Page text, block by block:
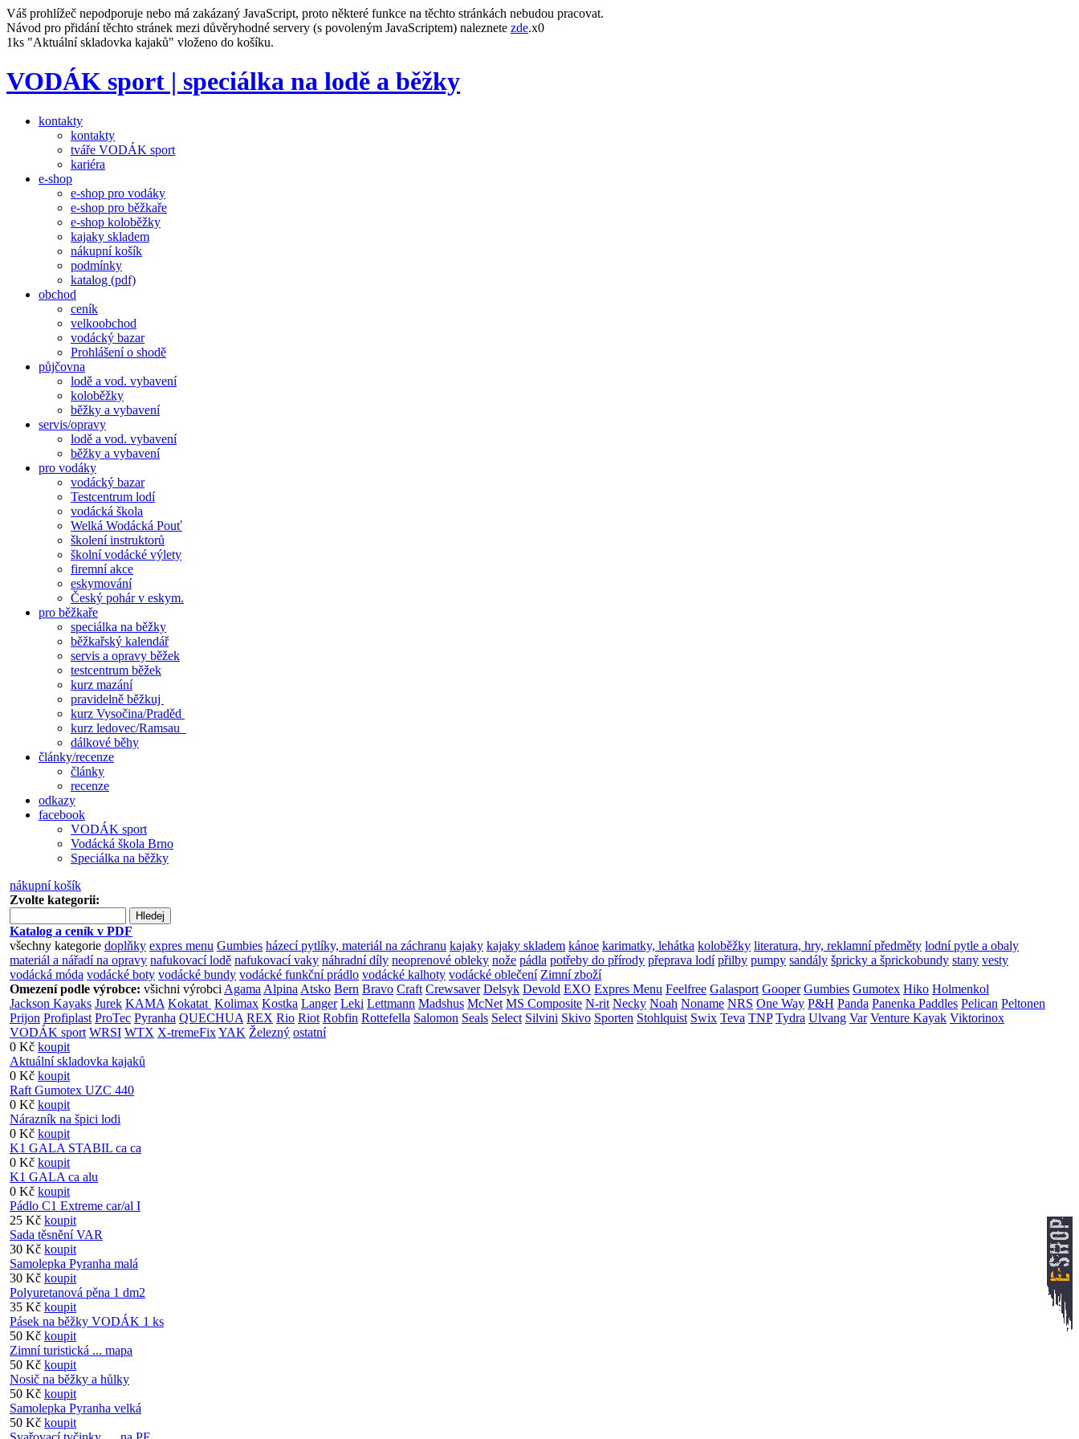
Váš prohlížeč nepodporuje nebo má zakázaný JavaScript, proto některé funkce na těchto stránkách nebudou pracovat.
Návod pro přidání těchto stránek mezi důvěryhodné servery (s povoleným JavaScriptem) naleznete zde.x0
1ks "Aktuální skladovka kajaků" vloženo do košíku.
VODÁK sport | speciálka na lodě a běžky
kontakty
kontakty
tváře VODÁK sport
kariéra
e-shop
e-shop pro vodáky
e-shop pro běžkaře
e-shop koloběžky
kajaky skladem
nákupní košík
podmínky
katalog (pdf)
obchod
ceník
velkoobchod
vodácký bazar
Prohlášení o shodě
půjčovna
lodě a vod. vybavení
koloběžky
běžky a vybavení
servis/opravy
lodě a vod. vybavení
běžky a vybavení
pro vodáky
vodácký bazar
Testcentrum lodí
vodácká škola
Welká Wodácká Pouť
školení instruktorů
školní vodácké výlety
firemní akce
eskymování
Český pohár v eskym.
pro běžkaře
speciálka na běžky
běžkařský kalendář
servis a opravy běžek
testcentrum běžek
kurz mazání
pravidelně běžkuj
kurz Vysočina/Praděd
kurz ledovec/Ramsau
dálkové běhy
články/recenze
články
recenze
odkazy
facebook
VODÁK sport
Vodácká škola Brno
Speciálka na běžky
nákupní košík
Zvolte kategorii:
Hledej
Katalog a ceník v PDF
všechny kategorie doplňky expres menu Gumbies házecí pytlíky, materiál na záchranu kajaky kajaky skladem kánoe karimatky, lehátka koloběžky literatura, hry, reklamní předměty lodní pytle a obaly
materiál a nářadí na opravy nafukovací lodě nafukovací vaky náhradní díly neoprenové obleky nože pádla potřeby do přírody přeprava lodí přilby pumpy sandály špricky a šprickobundy stany vesty
vodácká móda vodácké boty vodácké bundy vodácké funkční prádlo vodácké kalhoty vodácké oblečení Zimní zboží
Omezení podle výrobce: všichni výrobci Agama Alpina Atsko Bern Bravo Craft Crewsaver Delsyk Devold EXO Expres Menu Feelfree Galasport Gooper Gumbies Gumotex Hiko Holmenkol
Jackson Kayaks Jurek KAMA Kokatat Kolimax Kostka Langer Leki Lettmann Madshus McNet MS Composite N-rit Necky Noah Noname NRS One Way P&H Panda Panenka Paddles Pelican Peltonen
Prijon Profiplast ProTec Pyranha QUECHUA REX Rio Riot Robfin Rottefella Salomon Seals Select Silvini Skivo Sporten Stohlquist Swix Teva TNP Tydra Ulvang Var Venture Kayak Viktorinox
VODÁK sport WRSI WTX X-tremeFixYAK Železný ostatní
0 Kč koupit
Aktuální skladovka kajaků
0 Kč koupit
Raft Gumotex UZC 440
0 Kč koupit
Nárazník na špici lodi
0 Kč koupit
K1 GALA STABIL ca ca
0 Kč koupit
K1 GALA ca alu
0 Kč koupit
Pádlo C1 Extreme car/al I
25 Kč koupit
Sada těsnění VAR
30 Kč koupit
Samolepka Pyranha malá
30 Kč koupit
Polyuretanová pěna 1 dm2
35 Kč koupit
Pásek na běžky VODÁK 1 ks
50 Kč koupit
Zimní turistická ... mapa
50 Kč koupit
Nosič na běžky a hůlky
50 Kč koupit
Samolepka Pyranha velká
50 Kč koupit